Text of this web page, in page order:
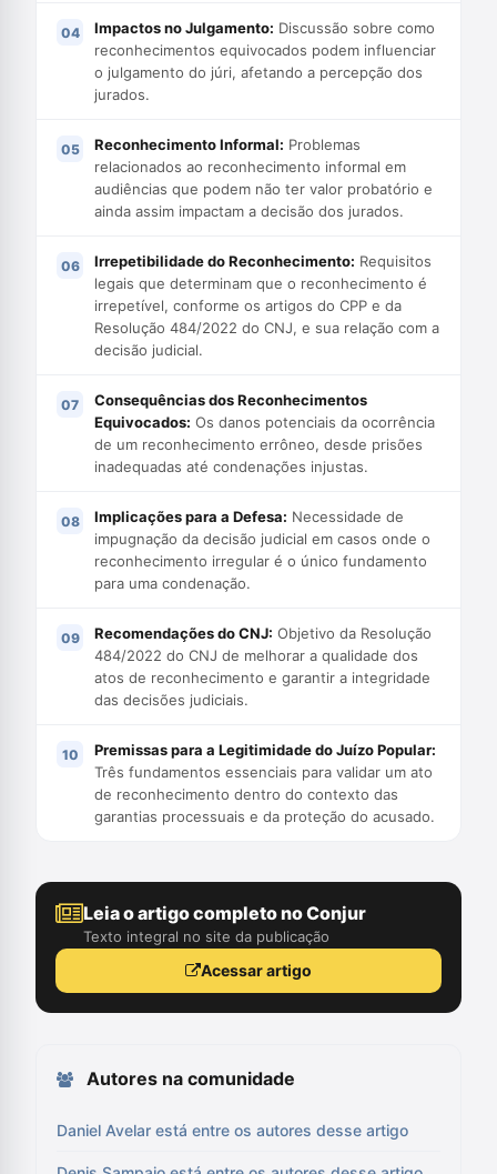
Impactos no Julgamento: Discussão sobre como
reconhecimentos equivocados podem influenciar
o julgamento do júri, afetando a percepção dos
jurados.
Reconhecimento Informal: Problemas
relacionados ao reconhecimento informal em
audiências que podem não ter valor probatório e
ainda assim impactam a decisão dos jurados.
Irrepetibilidade do Reconhecimento: Requisitos
legais que determinam que o reconhecimento é
irrepetível, conforme os artigos do CPP e da
Resolução 484/2022 do CNJ, e sua relação com a
decisão judicial.
Consequências dos Reconhecimentos
Equivocados: Os danos potenciais da ocorrência
de um reconhecimento errôneo, desde prisões
inadequadas até condenações injustas.
Implicações para a Defesa: Necessidade de
impugnação da decisão judicial em casos onde o
reconhecimento irregular é o único fundamento
para uma condenação.
Recomendações do CNJ: Objetivo da Resolução
484/2022 do CNJ de melhorar a qualidade dos
atos de reconhecimento e garantir a integridade
das decisões judiciais.
Premissas para a Legitimidade do Juízo Popular:
Três fundamentos essenciais para validar um ato
de reconhecimento dentro do contexto das
garantias processuais e da proteção do acusado.
Leia o artigo completo no Conjur
Texto integral no site da publicação
Acessar artigo
Autores na comunidade
Daniel Avelar está entre os autores desse artigo